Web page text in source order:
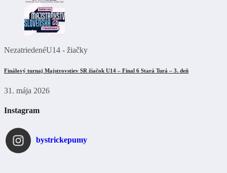
NezatriedenéU14 - žiačky
Finálový turnaj Majstrovstiev SR žiačok U14 – Final 6 Stará Turá – 3. deň
31. mája 2026
Instagram
bystrickepumy